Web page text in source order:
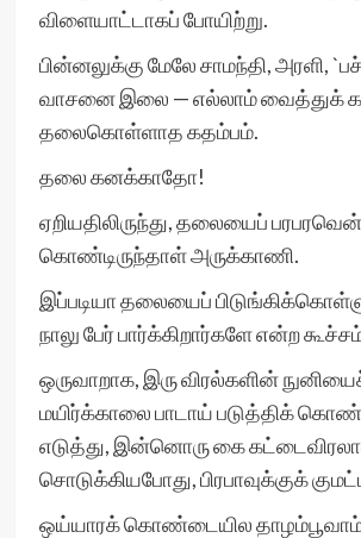
விளையாட்டாகப் போயிற்று.
பின்னலுக்கு மேலே சாமந்தி, அரளி,
வாசனை இலை — எல்லாம் வைத்துக்
தலைகொள்ளாத கதம்பம்.
தலை கனக்காதோ!
ஏறியதிலிருந்து, தலையைப்
கொண்டிருந்தாள் அருக்காணி.
இப்படியா தலையைப்
நாலு பேர் பார்க்கிறார்களே என்ற
ஒருவாறாக, இரு விரல்களின்
மயிர்க்காலை பாடாய் படுத்திக்
எடுத்து, இன்னொரு கை
சொடுக்கியபோது, பிரபாவுக்குக்
ஒய்யாரக் கொண்டையில